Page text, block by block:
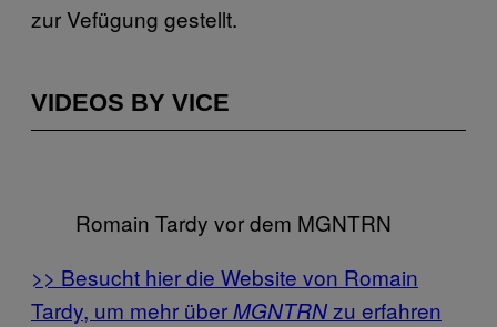
zur Vefügung gestellt.
VIDEOS BY VICE
Romain Tardy vor dem MGNTRN
>> Besucht hier die Website von Romain
Tardy, um mehr überMGNTRNzu erfahren